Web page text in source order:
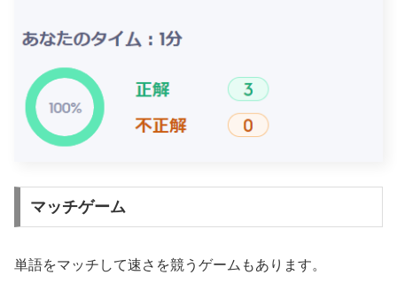
マッチゲーム
単語をマッチして速さを競うゲームもあります。